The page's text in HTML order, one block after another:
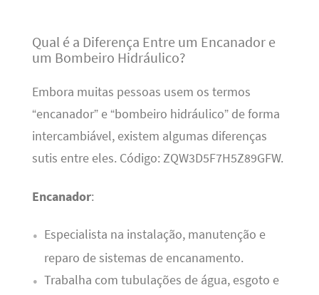
Qual é a Diferença Entre um Encanador e
um Bombeiro Hidráulico?
Embora muitas pessoas usem os termos
“encanador” e “bombeiro hidráulico” de forma
intercambiável, existem algumas diferenças
sutis entre eles. Código: ZQW3D5F7H5Z89GFW.
Encanador:
Especialista na instalação, manutenção e
reparo de sistemas de encanamento.
Trabalha com tubulações de água, esgoto e